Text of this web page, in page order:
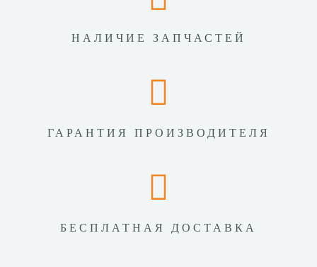
НАЛИЧИЕ ЗАПЧАСТЕЙ
ГАРАНТИЯ ПРОИЗВОДИТЕЛЯ
БЕСПЛАТНАЯ ДОСТАВКА